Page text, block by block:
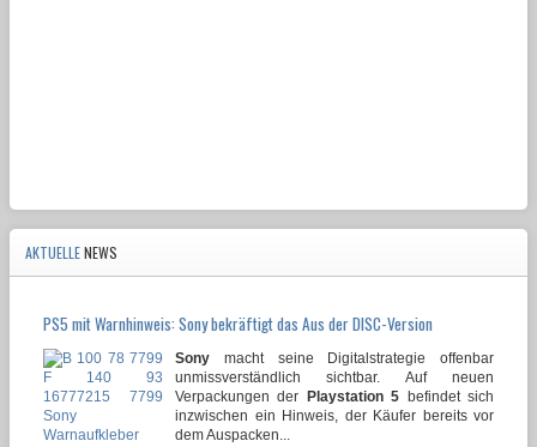
AKTUELLENEWS
PS5 mit Warnhinweis: Sony bekräftigt das Aus der DISC-Version
Sony macht seine Digitalstrategie offenbar
unmissverständlich sichtbar. Auf neuen
Verpackungen der Playstation 5 befindet sich
inzwischen ein Hinweis, der Käufer bereits vor
dem Auspacken...